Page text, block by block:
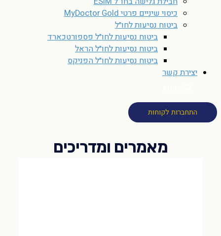
כיסוי שיניים פרטי MyDoctor Gold
ביטוח נסיעות לחו״ל
ביטוח נסיעות לחו״ל פספורטכארד
ביטוח נסיעות לחו״ל הראל
ביטוח נסיעות לחו״ל הפניקס
יצירת קשר
התחברות לקוחות